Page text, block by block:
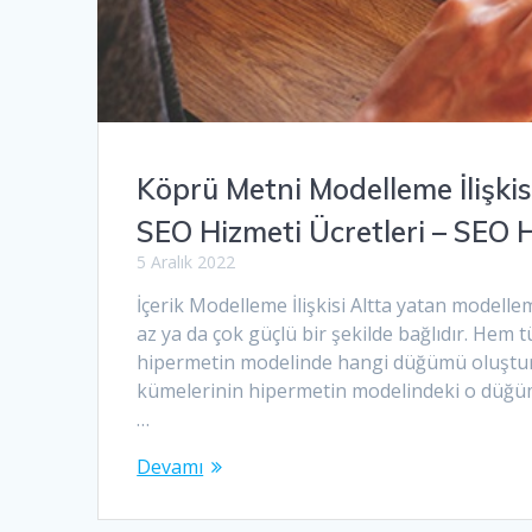
Köprü Metni Modelleme
SEO Hizmeti Ücretleri – SEO
5 Aralık 2022
İçerik Modelleme İlişkisi Altta yatan
az ya da çok güçlü bir şekilde bağlıdır.
hipermetin modelinde hangi düğümü
kümelerinin hipermetin modelindeki o
…
Devamı